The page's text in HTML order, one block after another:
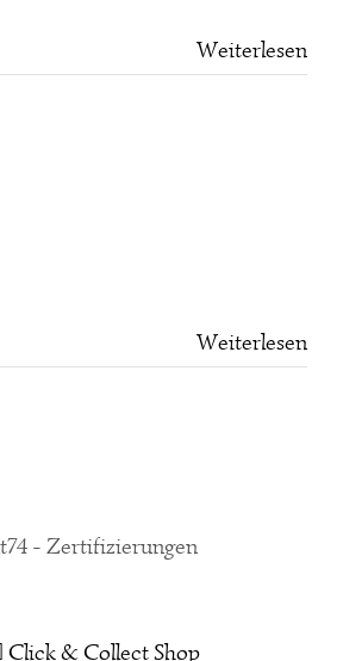
Weiterlesen
Weiterlesen
Click & Collect Shop